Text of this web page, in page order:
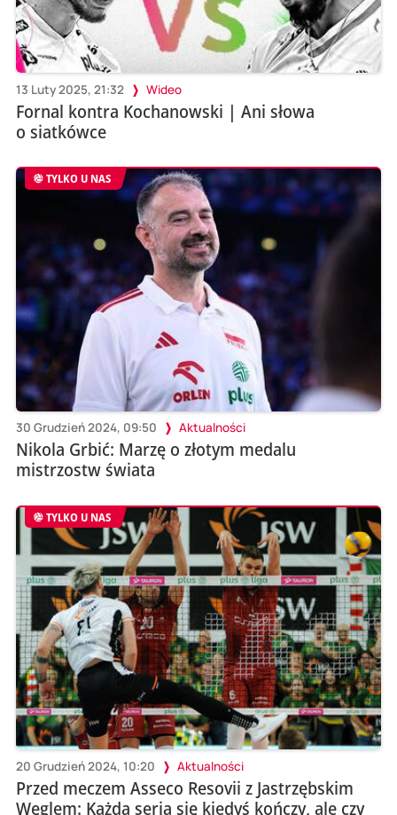
13 Luty 2025, 21:32 Wideo
Fornal kontra Kochanowski | Ani słowa
o siatkówce
TYLKO U NAS
30 Grudzień 2024, 09:50 Aktualności
Nikola Grbić: Marzę o złotym medalu
mistrzostw świata
TYLKO U NAS
20 Grudzień 2024, 10:20 Aktualności
Przed meczem Asseco Resovii z Jastrzębskim
Węglem: Każda seria się kiedyś kończy, ale czy